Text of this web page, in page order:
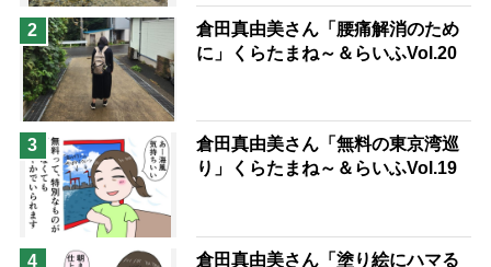
予防法
2
倉田真由美さん「腰痛解消のため
に」くらたまね～＆らいふVol.20
3
倉田真由美さん「無料の東京湾巡
り」くらたまね～＆らいふVol.19
4
倉田真由美さん「塗り絵にハマる